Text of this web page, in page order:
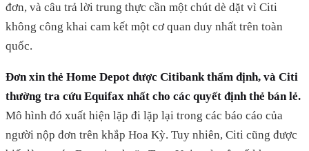
đơn, và câu trả lời trung thực cần một chút dè dặt vì Citi
không công khai cam kết một cơ quan duy nhất trên toàn
quốc.
Đơn xin thẻ Home Depot được Citibank thẩm định, và Citi
thường tra cứu Equifax nhất cho các quyết định thẻ bán lẻ.
Mô hình đó xuất hiện lặp đi lặp lại trong các báo cáo của
người nộp đơn trên khắp Hoa Kỳ. Tuy nhiên, Citi cũng được